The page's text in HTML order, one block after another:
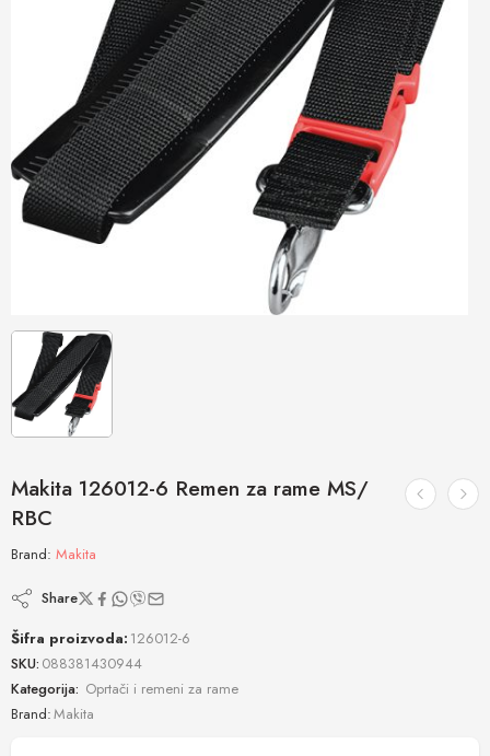
Makita 126012-6 Remen za rame MS/
RBC
Brand: Makita
Share
Šifra proizvoda: 126012-6
SKU: 088381430944
Kategorija: Oprtači i remeni za rame
Brand:Makita